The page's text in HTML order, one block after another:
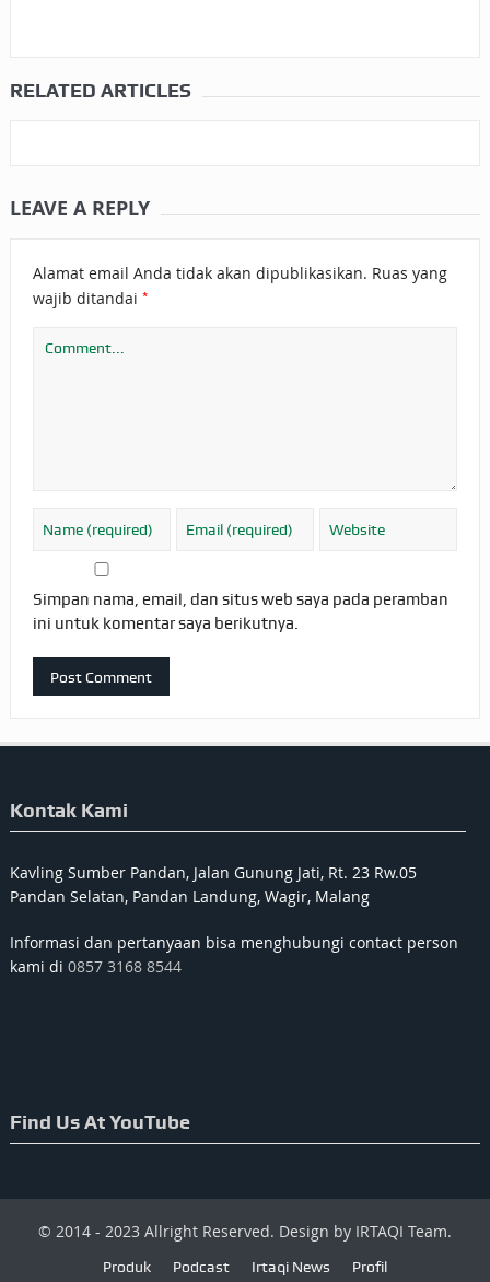
RELATED ARTICLES
LEAVE A REPLY
Alamat email Anda tidak akan dipublikasikan. Ruas yang
wajib ditandai *
Simpan nama, email, dan situs web saya pada peramban
ini untuk komentar saya berikutnya.
Kontak Kami
Kavling Sumber Pandan, Jalan Gunung Jati, Rt. 23 Rw.05
Pandan Selatan, Pandan Landung, Wagir, Malang
Informasi dan pertanyaan bisa menghubungi contact person
kami di 0857 3168 8544
Find Us At YouTube
© 2014 - 2023 Allright Reserved. Design by IRTAQI Team.
Produk Podcast Irtaqi News Profil